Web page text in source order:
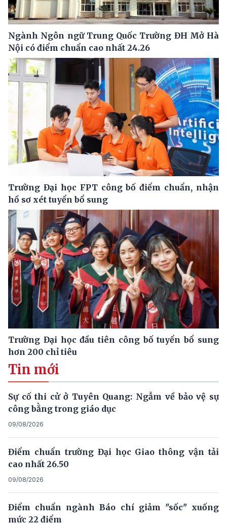
Ngành Ngôn ngữ Trung Quốc Trường ĐH Mở Hà
Nội có điểm chuẩn cao nhất 24.26
Trường Đại học FPT công bố điểm chuẩn, nhận
hồ sơ xét tuyển bổ sung
Trường Đại học đầu tiên công bố tuyển bổ sung
hơn 200 chỉ tiêu
Tin mới
Sự cố thi cử ở Tuyên Quang: Ngẫm về bảo vệ sự
công bằng trong giáo dục
09/08/2026
Điểm chuẩn trường Đại học Giao thông vận tải
cao nhất 26.50
09/08/2026
Điểm chuẩn ngành Báo chí giảm "sốc" xuống
mức 22 điểm